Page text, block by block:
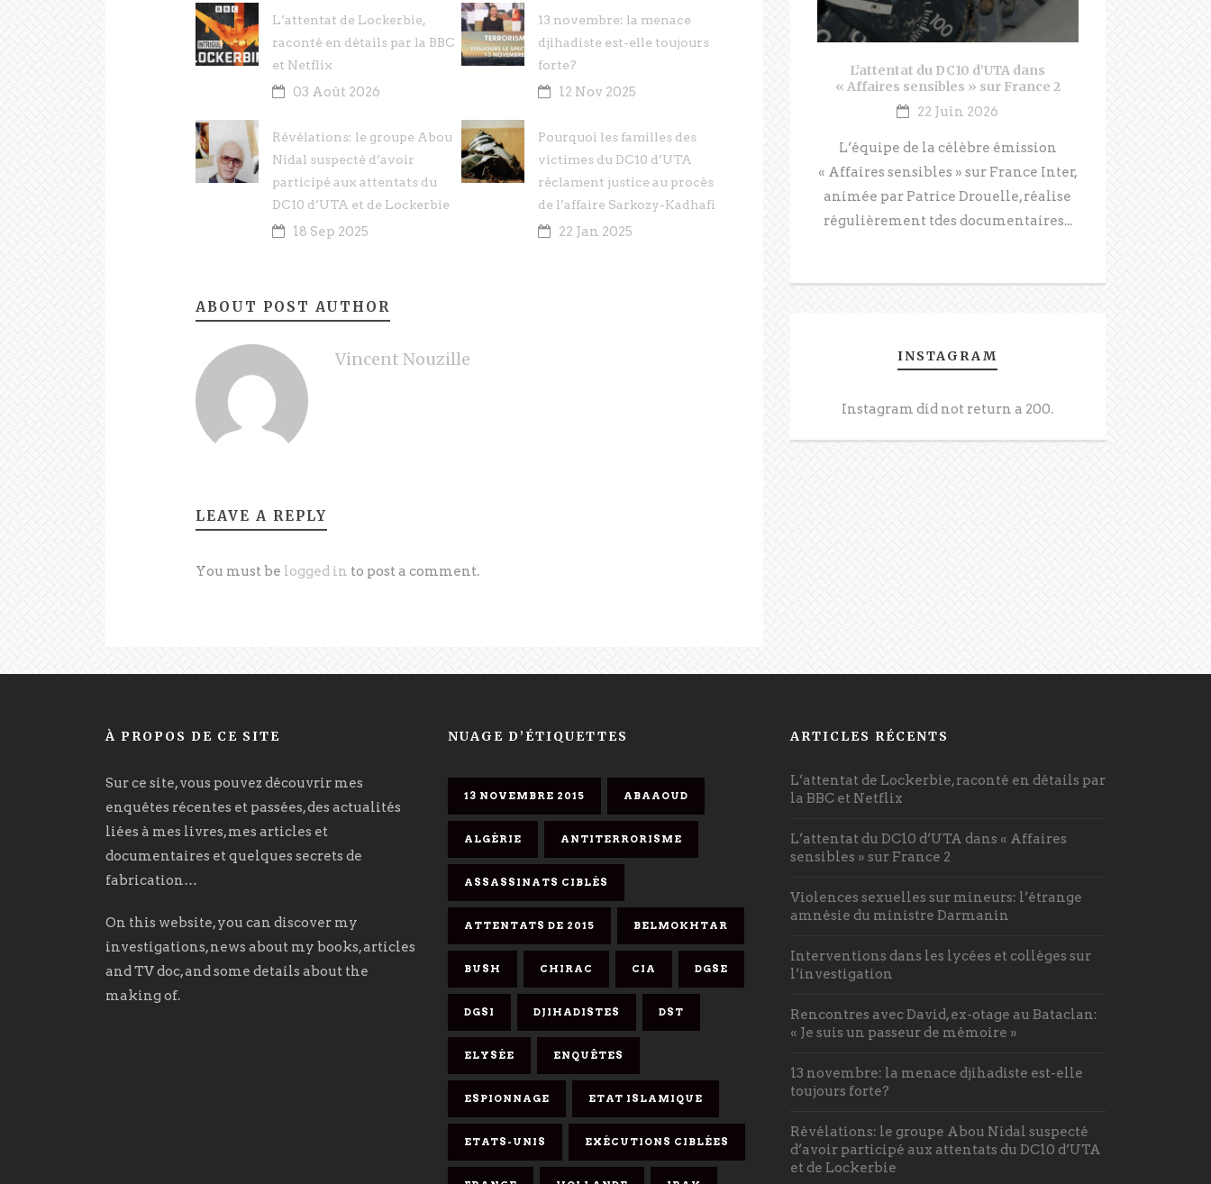
L’attentat de Lockerbie,
raconté en détails par la BBC
et Netflix
03 Août 2026
13 novembre: la menace
djihadiste est-elle toujours
forte?
12 Nov 2025
Révélations: le groupe Abou
Nidal suspecté d’avoir
participé aux attentats du
DC10 d’UTA et de Lockerbie
18 Sep 2025
Pourquoi les familles des
victimes du DC10 d’UTA
réclament justice au procès
de l’affaire Sarkozy-Kadhafi
22 Jan 2025
ABOUT POST AUTHOR
Vincent Nouzille
LEAVE A REPLY
You must be logged in to post a comment.
L’attentat du DC10 d’UTA dans
« Affaires sensibles » sur France 2
22 Juin 2026
L’équipe de la célèbre émission
« Affaires sensibles » sur France Inter,
animée par Patrice Drouelle, réalise
régulièrement tdes documentaires...
INSTAGRAM
Instagram did not return a 200.
À PROPOS DE CE SITE
Sur ce site, vous pouvez découvrir mes
enquêtes récentes et passées, des actualités
liées à mes livres, mes articles et
documentaires et quelques secrets de
fabrication…
On this website, you can discover my
investigations, news about my books, articles
and TV doc, and some details about the
making of.
NUAGE D’ÉTIQUETTES
13 NOVEMBRE 2015 ABAAOUD
ALGÉRIE ANTITERRORISME
ASSASSINATS CIBLÉS
ATTENTATS DE 2015 BELMOKHTAR
BUSH CHIRAC CIA DGSE
DGSI DJIHADISTES DST
ELYSÉE ENQUÊTES
ESPIONNAGE ETAT ISLAMIQUE
ETATS-UNIS EXÉCUTIONS CIBLÉES
ARTICLES RÉCENTS
L’attentat de Lockerbie, raconté en détails par
la BBC et Netflix
L’attentat du DC10 d’UTA dans « Affaires
sensibles » sur France 2
Violences sexuelles sur mineurs: l’étrange
amnésie du ministre Darmanin
Interventions dans les lycées et collèges sur
l’investigation
Rencontres avec David, ex-otage au Bataclan:
« Je suis un passeur de mémoire »
13 novembre: la menace djihadiste est-elle
toujours forte?
Révélations: le groupe Abou Nidal suspecté
d’avoir participé aux attentats du DC10 d’UTA
et de Lockerbie